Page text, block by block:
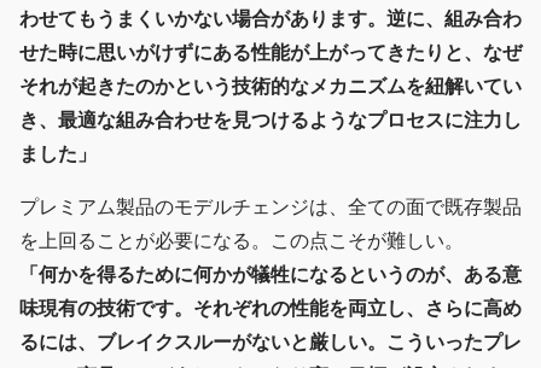
わせてもうまくいかない場合があります。逆に、組み合わ
せた時に思いがけずにある性能が上がってきたりと、なぜ
それが起きたのかという技術的なメカニズムを紐解いてい
き、最適な組み合わせを見つけるようなプロセスに注力し
ました」
プレミアム製品のモデルチェンジは、全ての面で既存製品
を上回ることが必要になる。この点こそが難しい。
「何かを得るために何かが犠牲になるというのが、ある意
味現有の技術です。それぞれの性能を両立し、さらに高め
るには、ブレイクスルーがないと厳しい。こういったプレ